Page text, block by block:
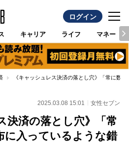
ログイン
キャリア ライフ マネー
《キャッシュレス決済の落とし穴》「常に数
2025.03.08 15:01 女性セブン
決済の落とし穴》「常
に入っているような錯